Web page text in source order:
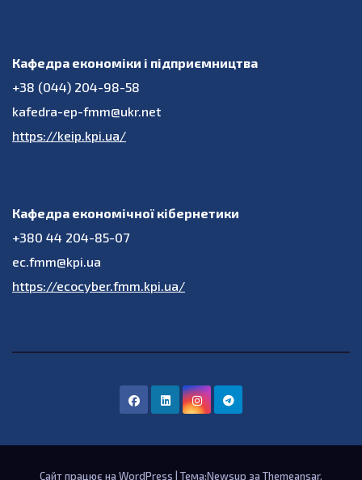
Кафедра економіки і підприємництва
+38 (044) 204-98-58
kafedra-ep-fmm@ukr.net
https://keip.kpi.ua/
Кафедра економічної кібернетики
+380 44 204-85-07
ec.fmm@kpi.ua
https://ecocyber.fmm.kpi.ua/
Сайт працює на WordPress Тема:Newsup за Themeansar.